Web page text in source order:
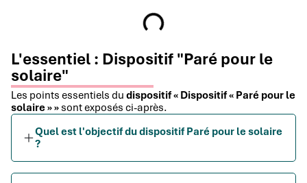
L'essentiel : Dispositif "Paré pour le
solaire"
Les points essentiels du dispositif « Dispositif « Paré pour le
solaire » » sont exposés ci-après.
Quel est l'objectif du dispositif Paré pour le solaire
?